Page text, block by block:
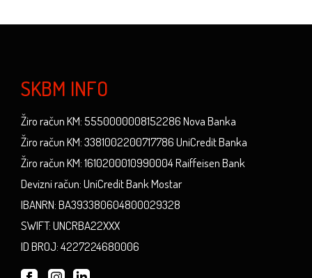
SKBM INFO
Žiro račun KM: 5550000008152286 Nova Banka
Žiro račun KM: 3381002200717786 UniCredit Banka
Žiro račun KM: 1610200010990004 Raiffeisen Bank
Devizni račun: UniCredit Bank Mostar
IBANRN: BA393380604800029328
SWIFT: UNCRBA22XXX
ID BROJ: 4227224680006